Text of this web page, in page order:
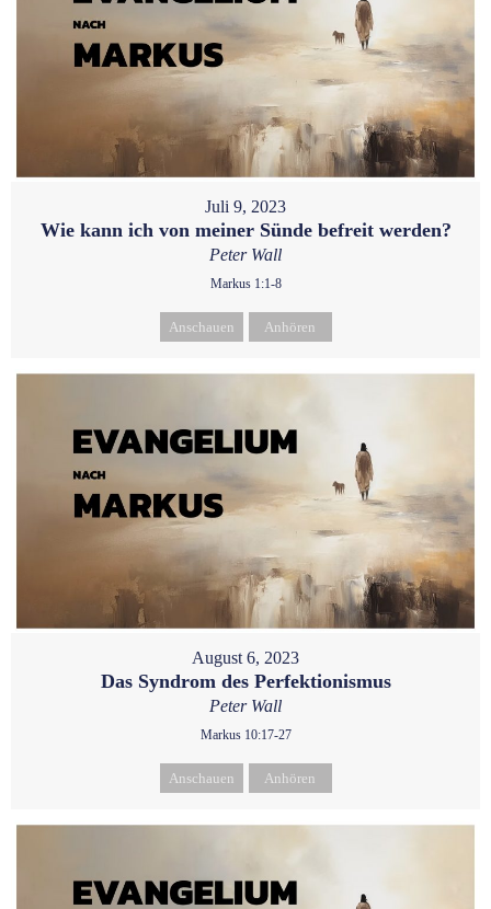
Juli 9, 2023
Wie kann ich von meiner Sünde befreit werden?
Peter Wall
Markus 1:1-8
Anschauen Anhören
August 6, 2023
Das Syndrom des Perfektionismus
Peter Wall
Markus 10:17-27
Anschauen Anhören